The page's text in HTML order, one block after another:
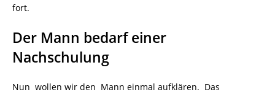
fort.
Der Mann bedarf einer
Nachschulung
Nun wollen wir den Mann einmal aufklären. Das